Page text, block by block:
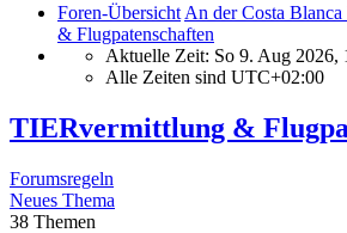
Foren-Übersicht An der Costa Blanca
& Flugpatenschaften
Aktuelle Zeit: So 9. Aug 2026,
Alle Zeiten sind UTC+02:00
TIERvermittlung &
Forumsregeln
Neues Thema
38 Themen